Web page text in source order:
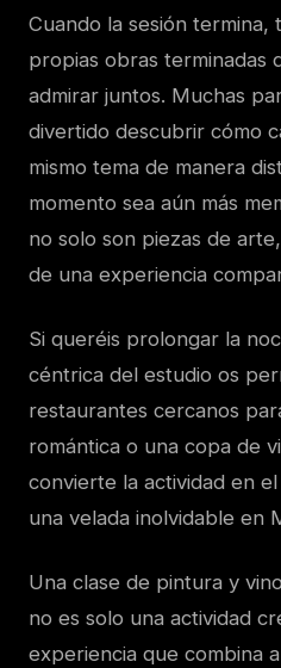
Cuando la sesión termina,
propias obras terminadas
admirar juntos. Muchas
divertido descubrir cómo
mismo tema de manera
momento sea aún más
no solo son piezas de
de una experiencia
Si queréis prolongar la
céntrica del estudio os
restaurantes cercanos
romántica o una copa de
convierte la actividad en
una velada inolvidable en
Una clase de pintura y
no es solo una actividad
experiencia que combina